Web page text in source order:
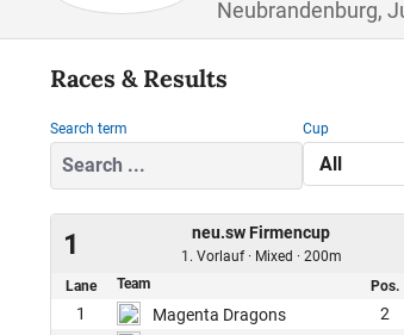
Neubrandenburg,
Races & Results
Search term Cup
1 neu.sw Firmencup
1. Vorlauf · Mixed · 200m
Lane Team Pos.
1 Magenta Dragons 2